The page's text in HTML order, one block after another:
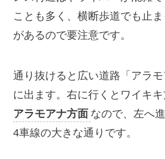
ことも多く、横断歩道でも止
があるので要注意です。
通り抜けると広い道路「アラモ
に出ます。右に行くとワイキキ
アラモアナ方面 なので、左へ
4車線の大きな通りです。